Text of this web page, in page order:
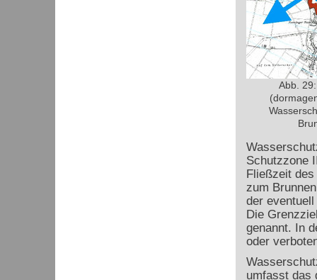
Abb.
Schutzzone
Fließzeit
zum
der
Die
genannt. In
oder
umfasst das